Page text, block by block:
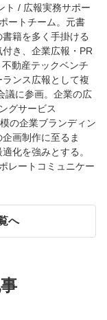
ト / 広報実務サポー
ートチーム。元書
籍を多く手掛ける
き、企業広報・PR
動産テックベンチ
ンス広報として複
議に参画。企業の広
グサービス
の企業ブランディン
画制作に至るま
化を強みとする。
レートコミュニケー
へ